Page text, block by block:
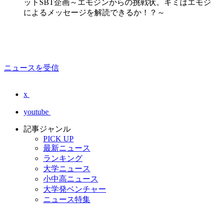
ットSBT企画～エモジンからの挑戦状。キミはエモジ
によるメッセージを解読できるか！？～
ニュースを受信
x
youtube
記事ジャンル
PICK UP
最新ニュース
ランキング
大学ニュース
小中高ニュース
大学発ベンチャー
ニュース特集